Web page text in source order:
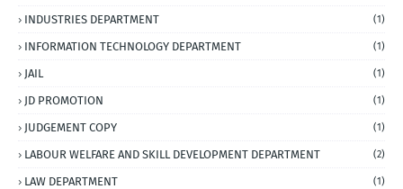
INDUSTRIES DEPARTMENT (1)
INFORMATION TECHNOLOGY DEPARTMENT (1)
JAIL (1)
JD PROMOTION (1)
JUDGEMENT COPY (1)
LABOUR WELFARE AND SKILL DEVELOPMENT DEPARTMENT (2)
LAW DEPARTMENT (1)